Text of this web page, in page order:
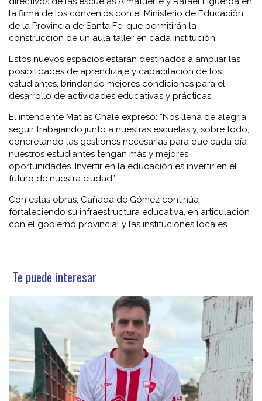
la firma de los convenios con el Ministerio de Educación
de la Provincia de Santa Fe, que permitirán la
construcción de un aula taller en cada institución.
Estos nuevos espacios estarán destinados a ampliar las
posibilidades de aprendizaje y capacitación de los
estudiantes, brindando mejores condiciones para el
desarrollo de actividades educativas y prácticas.
El intendente Matías Chale expresó: “Nos llena de alegría
seguir trabajando junto a nuestras escuelas y, sobre todo,
concretando las gestiones necesarias para que cada día
nuestros estudiantes tengan más y mejores
oportunidades. Invertir en la educación es invertir en el
futuro de nuestra ciudad”.
Con estas obras, Cañada de Gómez continúa
fortaleciendo su infraestructura educativa, en articulación
con el gobierno provincial y las instituciones locales.
Te puede interesar